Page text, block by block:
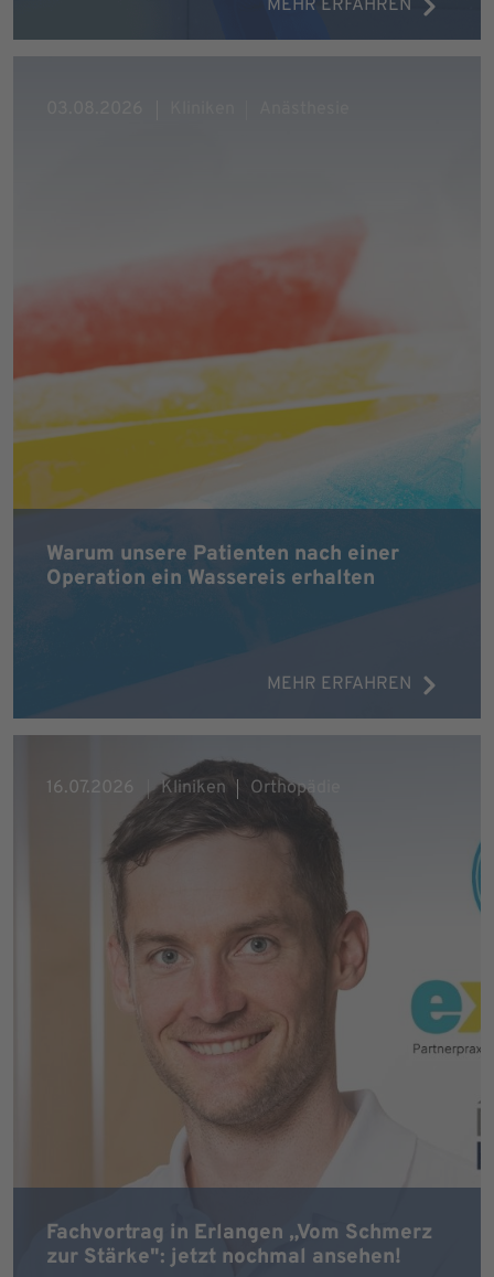
MEHR ERFAHREN
Warum unsere Patienten nach einer
Operation ein Wassereis erhalten
MEHR ERFAHREN
Fachvortrag in Erlangen „Vom Schmerz
zur Stärke": jetzt nochmal ansehen!
16.07.2026 Kliniken Orthopädie